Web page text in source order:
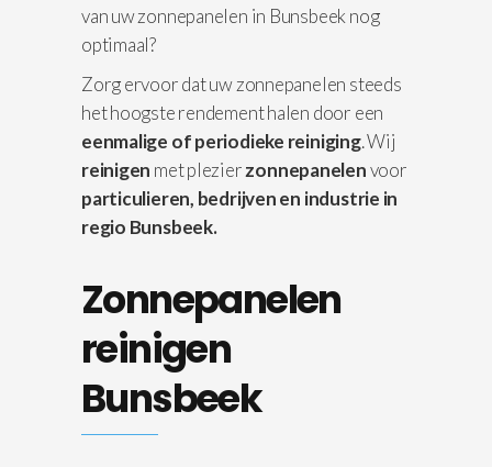
van uw zonnepanelen in Bunsbeek nog
optimaal?
Zorg ervoor dat uw zonnepanelen steeds
het hoogste rendement halen door een
eenmalige of periodieke reiniging. Wij
reinigen met plezierzonnepanelenvoor
particulieren, bedrijven en industrie in
regio Bunsbeek.
Zonnepanelen
reinigen
Bunsbeek